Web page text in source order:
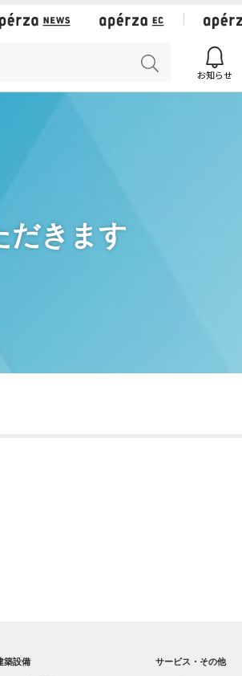
お知らせ
だきます
築設備
サービス・その他